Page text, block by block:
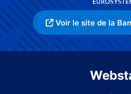
Voir le site de la